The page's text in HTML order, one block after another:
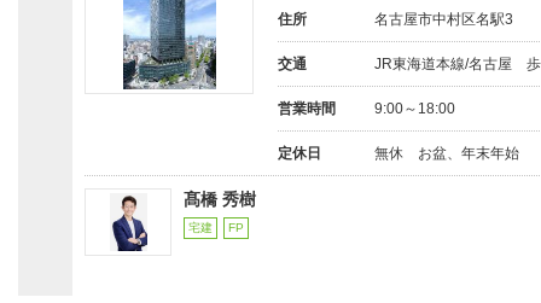
住所 名古屋市中村区名駅3
交通 JR東海道本線/名古屋
営業時間 9:00～18:00
定休日 無休 お盆、年末年始
髙橋 秀樹
宅建 FP